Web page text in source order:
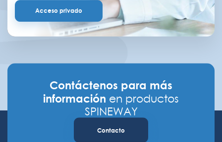
Acceso privado
Contáctenos para más
información en productos
SPINEWAY
Contacto